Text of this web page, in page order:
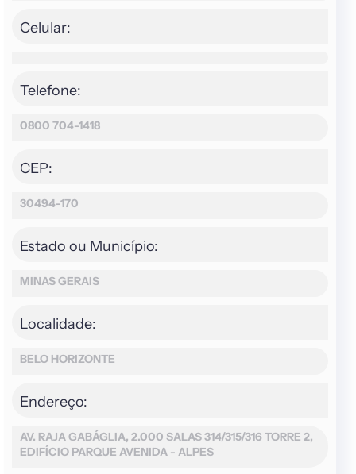
Celular:
Telefone:
0800 704-1418
CEP:
30494-170
Estado ou Município:
MINAS GERAIS
Localidade:
BELO HORIZONTE
Endereço:
AV. RAJA GABÁGLIA, 2.000 SALAS 314/315/316 TORRE 2,
EDIFÍCIO PARQUE AVENIDA - ALPES